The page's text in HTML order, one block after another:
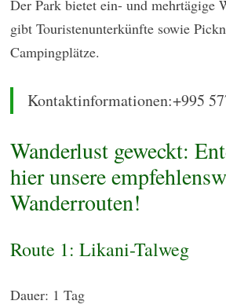
Der Park bietet ein- und mehrtägige
gibt Touristenunterkünfte sowie
Campingplätze.
Kontaktinformationen:+995
Wanderlust geweckt:
hier unsere
Wanderrouten!
Route 1: Likani-Talweg
Dauer: 1 Tag